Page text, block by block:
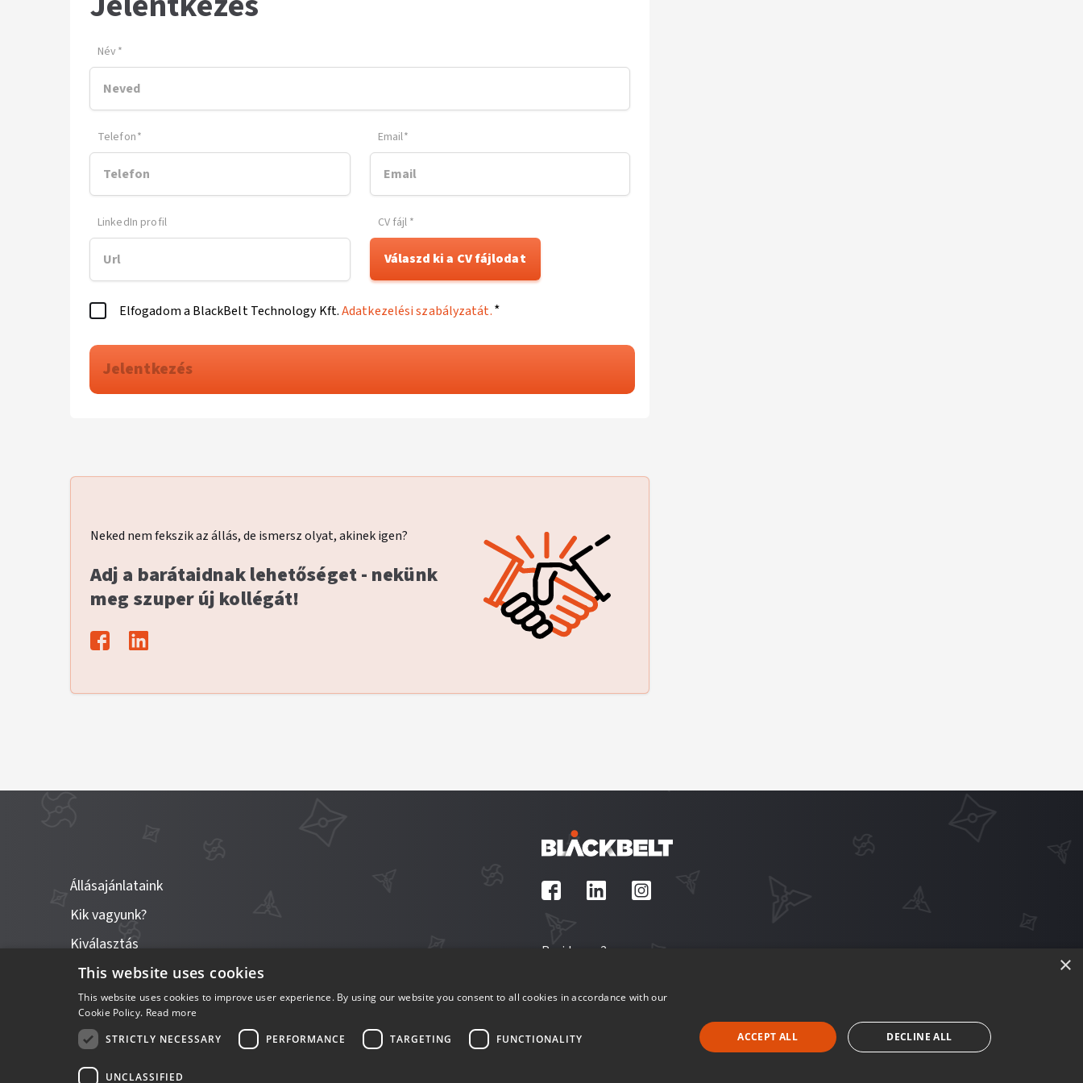
Név *
Telefon* Email*
LinkedIn profil CV fájl
Válaszd ki a CV fájlodat
Elfogadom a BlackBelt Technology Kft.Adatkezelési szabályzatát.*
Jelentkezés
Neked nem fekszik az állás, de ismersz olyat, akinek igen?
Adj a barátaidnak lehetőséget - nekünk
meg szuper új kollégát!
Állásajánlataink
Kik vagyunk?
Kiválasztás
Meetupjaink
Blog
BlackBelt angol nyelvű weboldal
Residence 2
recruitment@blackbelt.hu
×
This website uses cookies
This website uses cookies to improve user experience. By using our website you consent to all cookies in accordance with our
Cookie Policy. Read more
STRICTLY NECESSARY
PERFORMANCE TARGETING FUNCTIONALITY
UNCLASSIFIED
ACCEPT ALL DECLINE ALL